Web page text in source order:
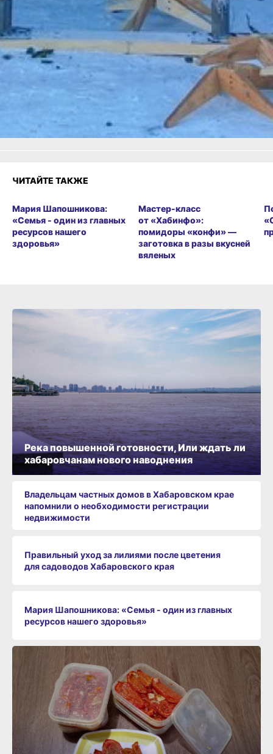
ВКонтакте
Одноклассники, Телеграмили
Яндекс.ДзениМАКС
Как вам материал?
Грустно
Разочарование
ЧИТАЙТЕ ТАКЖЕ
Мария Шапошникова:
«Семья - один из главных
ресурсов нашего
здоровья»
Мастер-класс
от «Хабинфо»:
помидоры «конфи» —
заготовка в разы вкусней
вяленых
Река повышенной готовности, Или ждать ли
хабаровчанам нового наводнения
Владельцам частных домов в Хабаровском крае
напомнили о необходимости регистрации
недвижимости
Правильный уход за лилиями после цветения
для садоводов Хабаровского края
Мария Шапошникова: «Семья - один из главных
ресурсов нашего здоровья»